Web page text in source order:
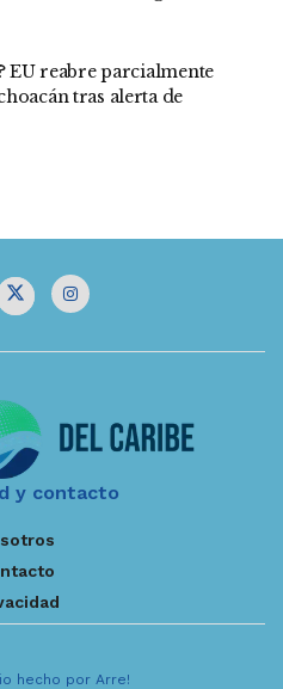
EU reabre parcialmente
tras alerta de
y contacto
hecho por Arre!